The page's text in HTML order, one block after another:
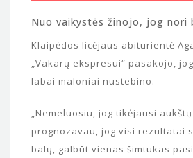
Nuo vaikystės žinojo, jog nori
Klaipėdos licėjaus abiturientė
„Vakarų ekspresui“ pasakojo,
labai maloniai nustebino.
„Nemeluosiu, jog tikėjausi
prognozavau, jog visi rezultatai
balų, galbūt vienas šimtukas